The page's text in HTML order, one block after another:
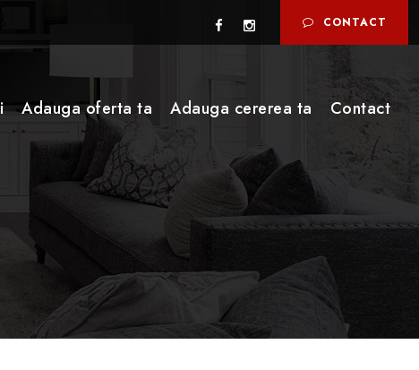
CONTACT
Adauga oferta ta Adauga cererea ta Contact